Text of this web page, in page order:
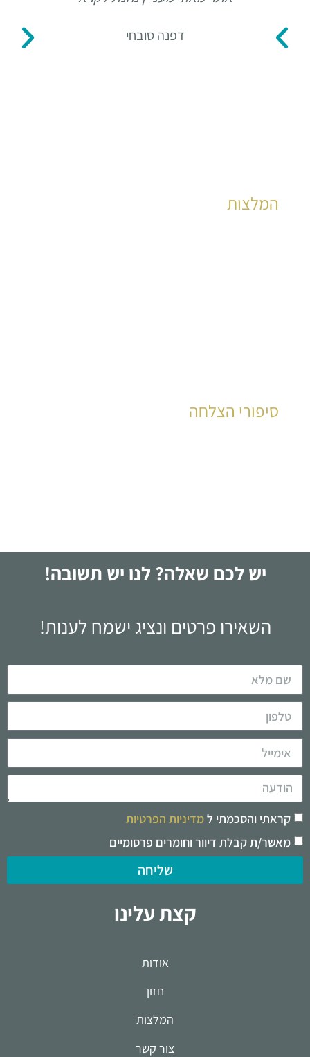
דפנה סובחי
המלצות
סיפורי הצלחה
יש לכם שאלה? לנו יש תשובה!
השאירו פרטים ונציג ישמח לענות!
קראתי והסכמתי למדיניות הפרטיות
מאשר/ת קבלת דיוור וחומרים פרסומיים
שליחה
קצת עלינו
אודות
חזון
המלצות
צור קשר